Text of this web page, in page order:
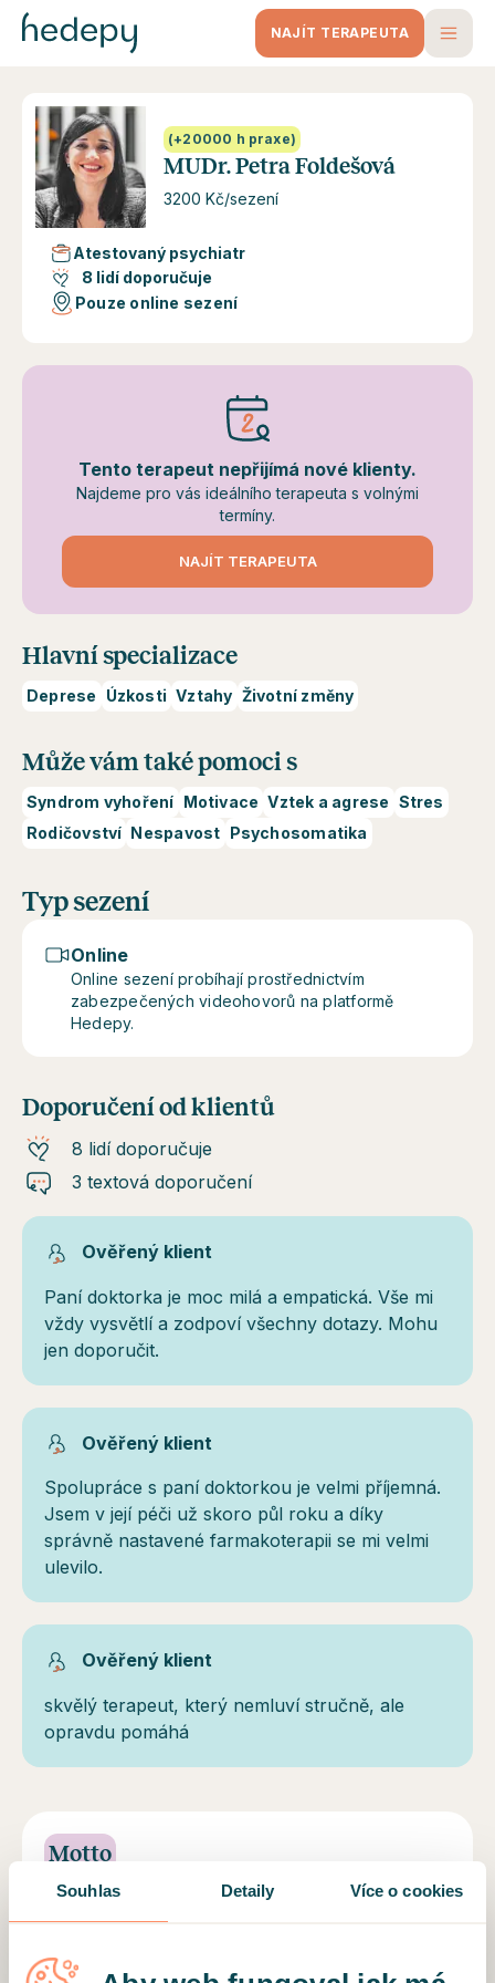
Souhlas Detaily Více o cookies
NAJÍT TERAPEUTA
(+20000 h praxe)
MUDr. Petra Foldešová
3200 Kč/sezení
Atestovaný psychiatr
8 lidí doporučuje
Pouze online sezení
Tento terapeut nepřijímá nové klienty.
Najdeme pro vás ideálního terapeuta s volnými
termíny.
NAJÍT TERAPEUTA
Hlavní specializace
Deprese Úzkosti Vztahy Životní změny
Může vám také pomoci s
Syndrom vyhoření Motivace Vztek a agrese Stres
Rodičovství Nespavost Psychosomatika
Typ sezení
Online
Online sezení probíhají prostřednictvím
zabezpečených videohovorů na platformě
Hedepy.
Doporučení od klientů
8 lidí doporučuje
3 textová doporučení
Ověřený klient
Paní doktorka je moc milá a empatická. Vše mi
vždy vysvětlí a zodpoví všechny dotazy. Mohu
jen doporučit.
Ověřený klient
Spolupráce s paní doktorkou je velmi příjemná.
Jsem v její péči už skoro půl roku a díky
správně nastavené farmakoterapii se mi velmi
ulevilo.
Ověřený klient
skvělý terapeut, který nemluví stručně, ale
opravdu pomáhá
Motto
“Rozumiem, že vyhľadať odbornú pomoc môže
byť desivé, ale je to dôležitý krok k zlepšeniu
Vášho duševného zdravia.“